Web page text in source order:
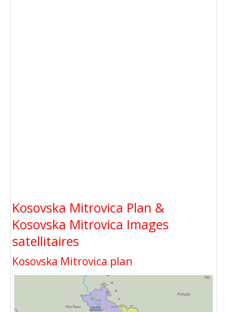
Kosovska Mitrovica Plan &
Kosovska Mitrovica Images
satellitaires
Kosovska Mitrovica plan